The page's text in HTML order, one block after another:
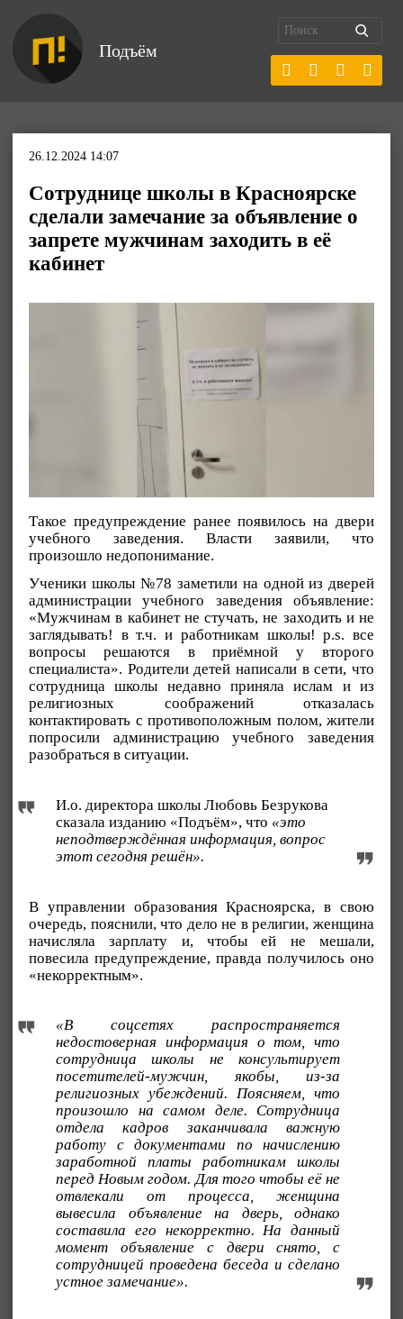
Подъём
26.12.2024 14:07
Сотруднице школы в Красноярске
сделали замечание за объявление о
запрете мужчинам заходить в её
кабинет
Такое предупреждение ранее появилось на двери
учебного заведения. Власти заявили, что
произошло недопонимание.
Ученики школы №78 заметили на одной из дверей
администрации учебного заведения объявление:
«Мужчинам в кабинет не стучать, не заходить и не
заглядывать! в т.ч. и работникам школы! p.s. все
вопросы решаются в приёмной у второго
специалиста». Родители детей написали в сети, что
сотрудница школы недавно приняла ислам и из
религиозных соображений отказалась
контактировать с противоположным полом, жители
попросили администрацию учебного заведения
разобраться в ситуации.
И.о. директора школы Любовь Безрукова
сказала изданию «Подъём», что «это
неподтверждённая информация, вопрос
этот сегодня решён».
В управлении образования Красноярска, в свою
очередь, пояснили, что дело не в религии, женщина
начисляла зарплату и, чтобы ей не мешали,
повесила предупреждение, правда получилось оно
«некорректным».
«В соцсетях распространяется
недостоверная информация о том, что
сотрудница школы не консультирует
посетителей-мужчин, якобы, из-за
религиозных убеждений. Поясняем, что
произошло на самом деле. Сотрудница
отдела кадров заканчивала важную
работу с документами по начислению
заработной платы работникам школы
перед Новым годом. Для того чтобы её не
отвлекали от процесса, женщина
вывесила объявление на дверь, однако
составила его некорректно. На данный
момент объявление с двери снято, с
сотрудницей проведена беседа и сделано
устное замечание».